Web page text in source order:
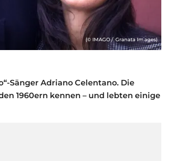
(© IMAGO / Granata Images)
Sänger Adriano Celentano. Die
1960ern kennen – und lebten einige